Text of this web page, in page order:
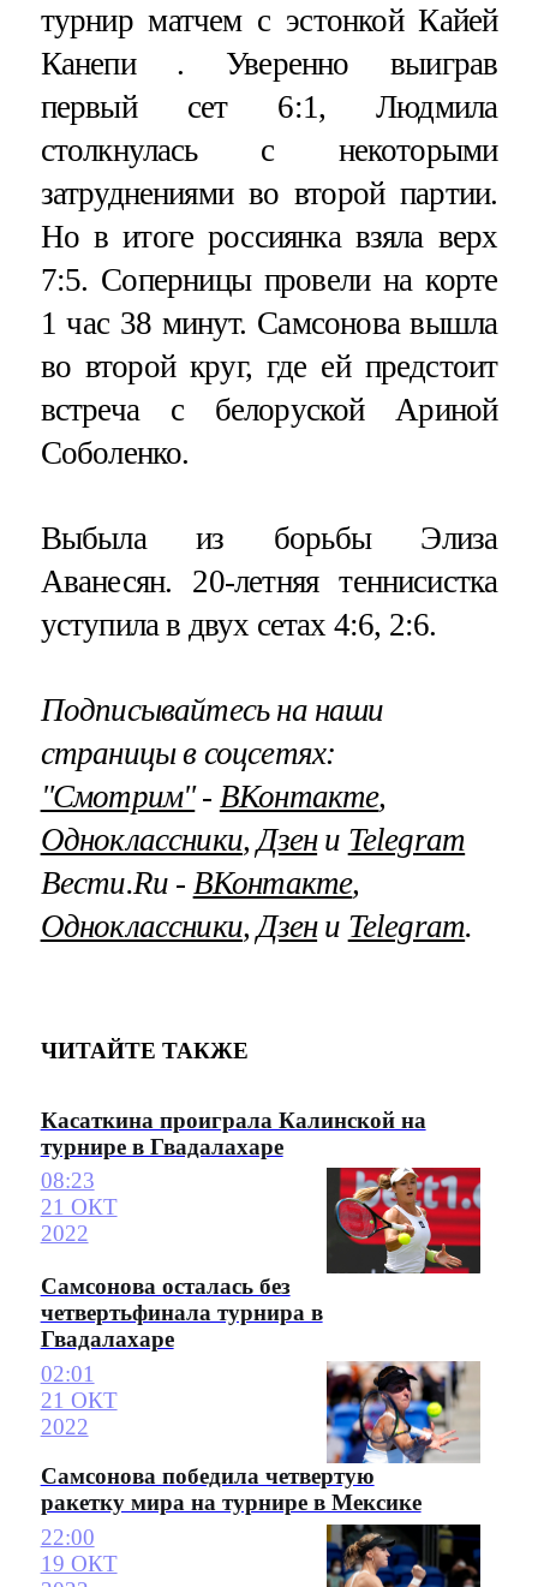
турнир матчем с эстонкой Кайей
Канепи . Уверенно выиграв
первый сет 6:1, Людмила
столкнулась с некоторыми
затруднениями во второй партии.
Но в итоге россиянка взяла верх
7:5. Соперницы провели на корте
1 час 38 минут. Самсонова вышла
во второй круг, где ей предстоит
встреча с белоруской Ариной
Соболенко.
Выбыла из борьбы Элиза
Аванесян. 20-летняя теннисистка
уступила в двух сетах 4:6, 2:6.
Подписывайтесь на наши
страницы в соцсетях:
"Смотрим"‐ ВКонтакте,
Одноклассники, Дзени Telegram
Вести.Ru ‐ ВКонтакте,
Одноклассники, Дзени Telegram.
ЧИТАЙТЕ ТАКЖЕ
Касаткина проиграла Калинской на
турнире в Гвадалахаре
08:23
21 ОКТ
2022
Самсонова осталась без
четвертьфинала турнира в
Гвадалахаре
02:01
21 ОКТ
2022
Самсонова победила четвертую
ракетку мира на турнире в Мексике
22:00
19 ОКТ